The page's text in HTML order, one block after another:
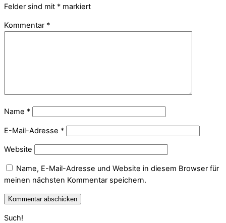
Felder sind mit * markiert
Kommentar *
Name *
E-Mail-Adresse *
Website
Name, E-Mail-Adresse und Website in diesem Browser für
meinen nächsten Kommentar speichern.
Such!